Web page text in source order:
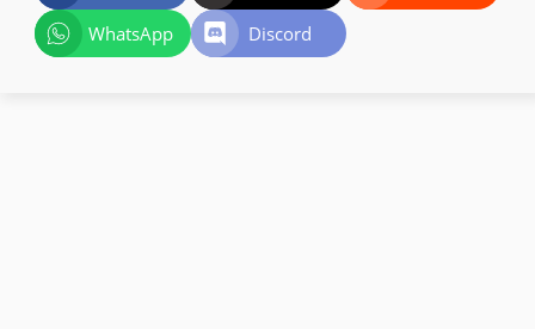
WhatsApp
Discord